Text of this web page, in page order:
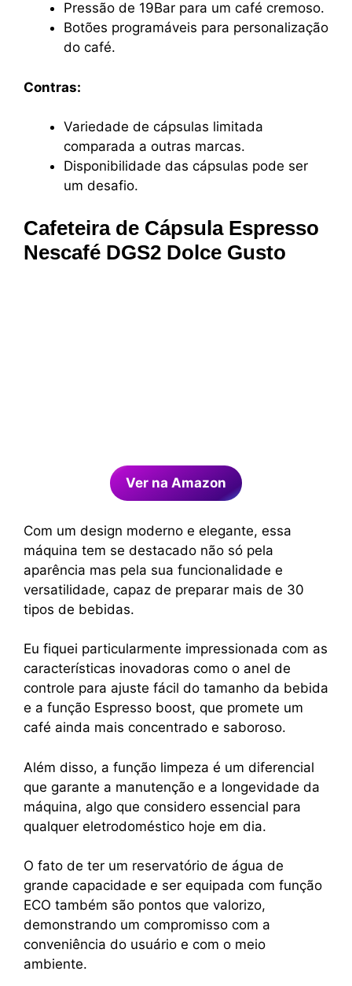
Pressão de 19Bar para um café cremoso.
Botões programáveis para personalização
do café.
Contras:
Variedade de cápsulas limitada
comparada a outras marcas.
Disponibilidade das cápsulas pode ser
um desafio.
Cafeteira de Cápsula Espresso
Nescafé DGS2 Dolce Gusto
Ver na Amazon
Com um design moderno e elegante, essa
máquina tem se destacado não só pela
aparência mas pela sua funcionalidade e
versatilidade, capaz de preparar mais de 30
tipos de bebidas.
Eu fiquei particularmente impressionada com as
características inovadoras como o anel de
controle para ajuste fácil do tamanho da bebida
e a função Espresso boost, que promete um
café ainda mais concentrado e saboroso.
Além disso, a função limpeza é um diferencial
que garante a manutenção e a longevidade da
máquina, algo que considero essencial para
qualquer eletrodoméstico hoje em dia.
O fato de ter um reservatório de água de
grande capacidade e ser equipada com função
ECO também são pontos que valorizo,
demonstrando um compromisso com a
conveniência do usuário e com o meio
ambiente.